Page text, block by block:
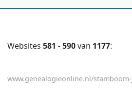
Websites 581 -590van 1177:
www.genealogieonline.nl/